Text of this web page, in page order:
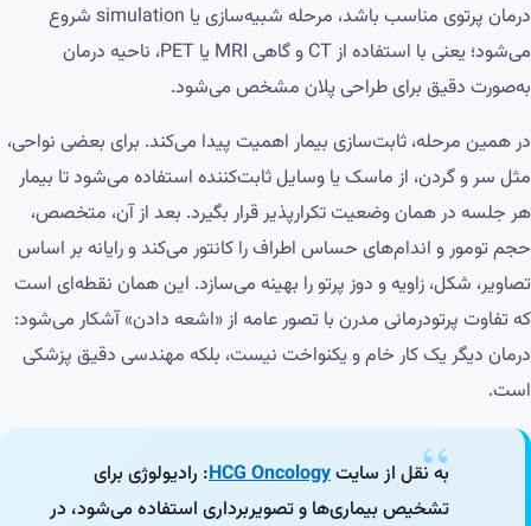
درمان پرتوی مناسب باشد، مرحله شبیه‌سازی یا simulation شروع
می‌شود؛ یعنی با استفاده از CT و گاهی MRI یا PET، ناحیه درمان
به‌صورت دقیق برای طراحی پلان مشخص می‌شود.
در همین مرحله، ثابت‌سازی بیمار اهمیت پیدا می‌کند. برای بعضی نواحی،
مثل سر و گردن، از ماسک یا وسایل ثابت‌کننده استفاده می‌شود تا بیمار
هر جلسه در همان وضعیت تکرارپذیر قرار بگیرد. بعد از آن، متخصص،
حجم تومور و اندام‌های حساس اطراف را کانتور می‌کند و رایانه بر اساس
تصاویر، شکل، زاویه و دوز پرتو را بهینه می‌سازد. این همان نقطه‌ای است
که تفاوت پرتودرمانی مدرن با تصور عامه از «اشعه دادن» آشکار می‌شود:
درمان دیگر یک کار خام و یکنواخت نیست، بلکه مهندسی دقیق پزشکی
است.
به نقل از سایتHCG Oncology: رادیولوژی برای
تشخیص بیماری‌ها و تصویربرداری استفاده می‌شود، در